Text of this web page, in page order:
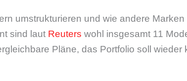
umstrukturieren und wie andere
sind laut Reuters wohl insgesamt 11
Pläne, das Portfolio soll wieder